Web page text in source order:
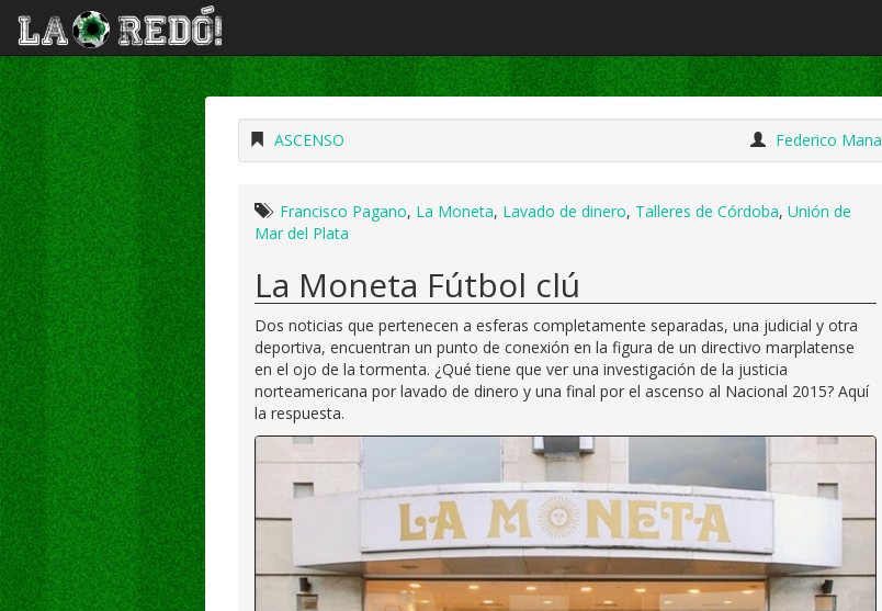
ASCENSO Federico Mana
Francisco Pagano, La Moneta, Lavado de dinero, Talleres de Córdoba, Unión de
Mar del Plata
La Moneta Fútbol clú
Dos noticias que pertenecen a esferas completamente separadas, una judicial y otra
deportiva, encuentran un punto de conexión en la figura de un directivo marplatense
en el ojo de la tormenta. ¿Qué tiene que ver una investigación de la justicia
norteamericana por lavado de dinero y una final por el ascenso al Nacional 2015? Aquí
la respuesta.